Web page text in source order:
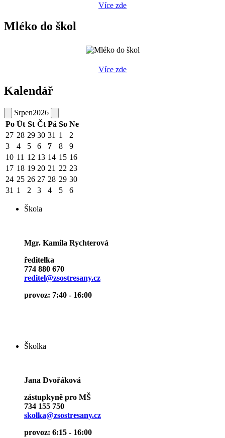
Více zde
Mléko do škol
Více zde
Kalendář
Srpen2026
Po Út St Čt Pá So Ne
27 28 29 30 31 1
2
3
4 5 6 7 8
9
10 11 12 13 14 15 16
17 18 19 20 21 22 23
24 25 26 27 28 29 30
31 1 2 3 4 5 6
Škola
Mgr. Kamila Rychterová
ředitelka
774 880 670
reditel@zsostresany.cz
provoz: 7:40 - 16:00
Školka
Jana Dvořáková
zástupkyně pro MŠ
734 155 750
skolka@zsostresany.cz
provoz: 6:15 - 16:00